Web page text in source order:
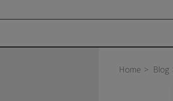
Home Blog